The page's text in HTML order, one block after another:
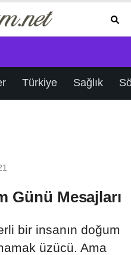
Türkiye Sağlık
Günü Mesajları
bir insanın doğum
üzücü. Ama